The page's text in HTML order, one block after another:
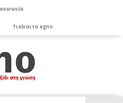
Τι είναι το egno